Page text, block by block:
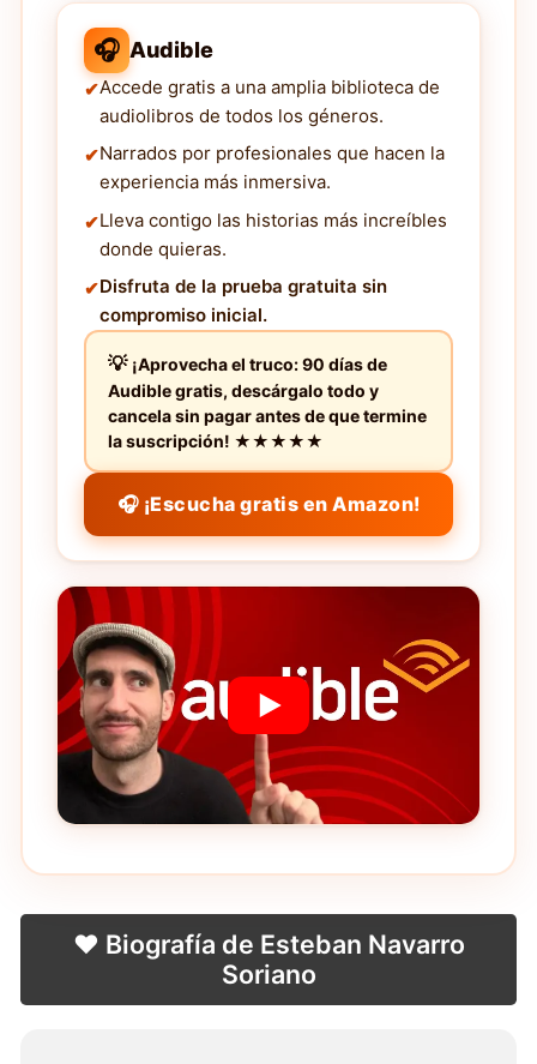
🎧 Audible
Accede gratis a una amplia biblioteca de
audiolibros de todos los géneros.
Narrados por profesionales que hacen la
experiencia más inmersiva.
Lleva contigo las historias más increíbles
donde quieras.
Disfruta de la prueba gratuita sin
compromiso inicial.
¡Aprovecha el truco: 90 días de
Audible gratis, descárgalo todo y
cancela sin pagar antes de que termine
la suscripción! ★★★★★
🎧 ¡Escucha gratis en Amazon!
❤️ Biografía de Esteban Navarro
Soriano